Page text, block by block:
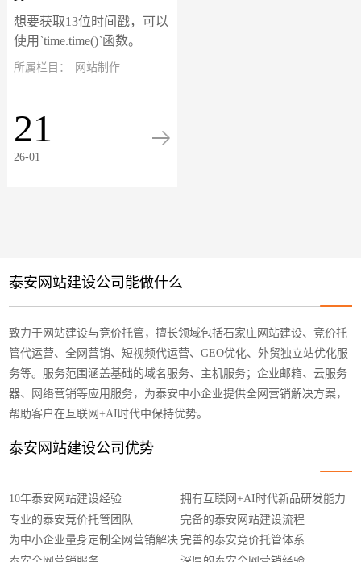
想要获取13位时间戳，可以
使用`time.time()`函数。
`time.time()`函数返回当前时
取13位...
所属栏目： 网站制作
21
26-01
泰安网站建设公司能做什么
致力于网站建设与竞价托管，擅长领域包括石家庄网站建设、竞价托
管代运营、全网营销、短视频代运营、GEO优化、外贸独立站优化服
务等。服务范围涵盖基础的域名服务、主机服务；企业邮箱、云服务
器、网络营销等应用服务，为泰安中小企业提供全网营销解决方案，
帮助客户在互联网+AI时代中保持优势。
泰安网站建设公司优势
10年泰安网站建设经验
专业的泰安竞价托管团队
为中小企业量身定制全网营销解决
拥有互联网+AI时代新品研发能力
完备的泰安网站建设流程
完善的泰安竞价托管体系